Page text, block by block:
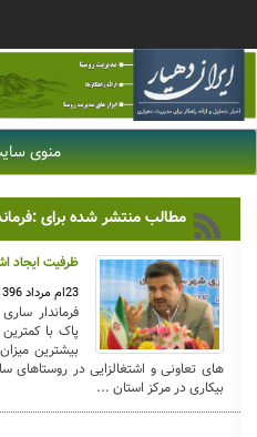
منوی
مطالب منتشر شده برای
ظرفیت ایجاد
23ام مرداد 1396
فرماندار
پاک با کمترین
بیشترین
های تعاونی و اشتغالزایی در
بیکاری در مرکز استان ...